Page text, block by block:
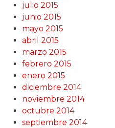
julio 2015
junio 2015
mayo 2015
abril 2015
marzo 2015
febrero 2015
enero 2015
diciembre 2014
noviembre 2014
octubre 2014
septiembre 2014